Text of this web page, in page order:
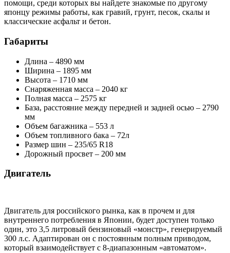
помощи, среди которых вы найдете знакомые по другому
японцу режимы работы, как гравий, грунт, песок, скалы и
классические асфальт и бетон.
Габариты
Длина – 4890 мм
Ширина – 1895 мм
Высота – 1710 мм
Снаряженная масса – 2040 кг
Полная масса – 2575 кг
База, расстояние между передней и задней осью – 2790
мм
Объем багажника – 553 л
Объем топливного бака – 72л
Размер шин – 235/65 R18
Дорожный просвет – 200 мм
Двигатель
Двигатель для российского рынка, как в прочем и для
внутреннего потребления в Японии, будет доступен только
один, это 3,5 литровый бензиновый «монстр», генерируемый
300 л.с. Адаптирован он с постоянным полным приводом,
который взаимодействует с 8-диапазонным «автоматом».